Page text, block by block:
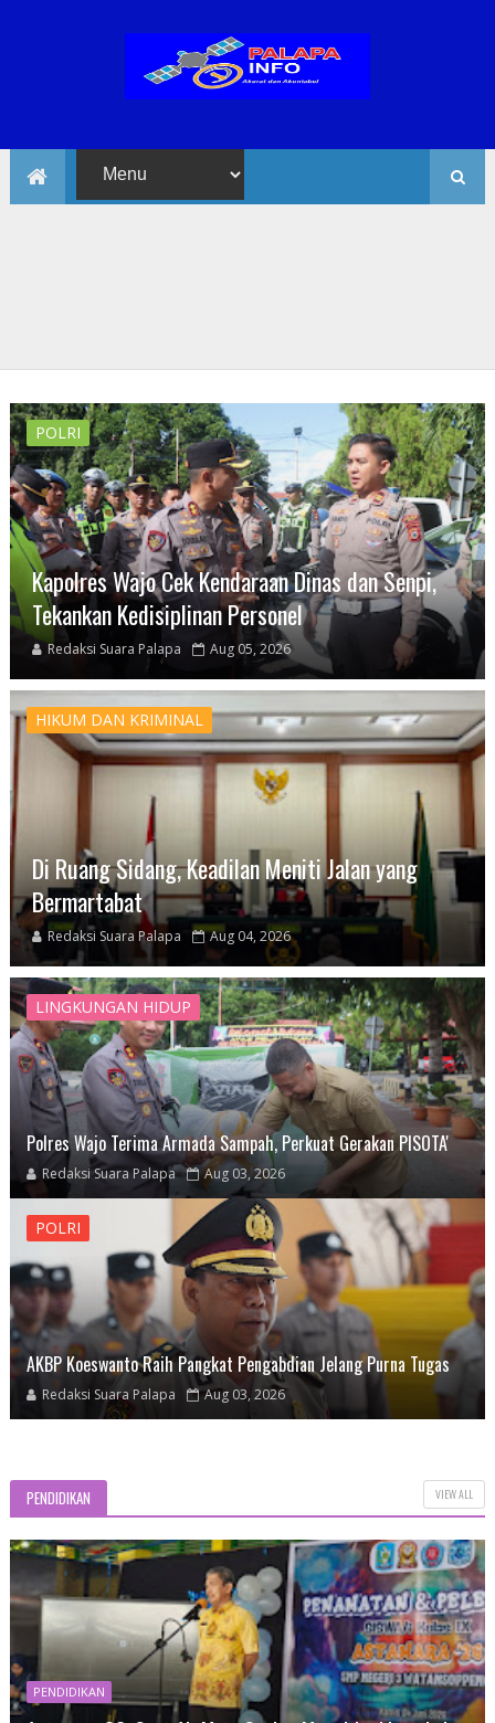
POLRI
Kapolres Wajo Cek Kendaraan Dinas dan Senpi,
Tekankan Kedisiplinan Personel
Redaksi Suara Palapa Aug 05, 2026
HIKUM DAN KRIMINAL
Di Ruang Sidang, Keadilan Meniti Jalan yang
Bermartabat
Redaksi Suara Palapa Aug 04, 2026
LINGKUNGAN HIDUP
Polres Wajo Terima Armada Sampah, Perkuat Gerakan PISOTA'
Redaksi Suara Palapa Aug 03, 2026
POLRI
AKBP Koeswanto Raih Pangkat Pengabdian Jelang Purna Tugas
Redaksi Suara Palapa Aug 03, 2026
PENDIDIKAN VIEW ALL
PENDIDIKAN